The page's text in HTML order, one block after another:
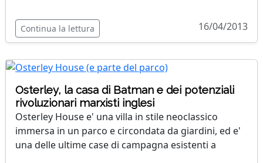
Continua la lettura 16/04/2013
Osterley, la casa di Batman e dei potenziali
rivoluzionari marxisti inglesi
Osterley House e' una villa in stile neoclassico
immersa in un parco e circondata da giardini, ed e'
una delle ultime case di campagna esistenti a